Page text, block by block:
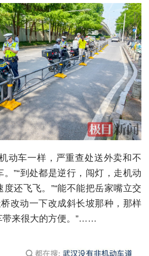
动车一样，严重查处送外卖和不
”“到处都是逆行，闯灯，走机动
还飞飞。”“能不能把岳家嘴立交
改动一下改成斜长坡那种，那样
带来很大的方便。”……